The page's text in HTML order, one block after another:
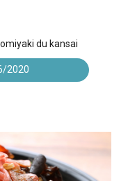
du kansai
2020